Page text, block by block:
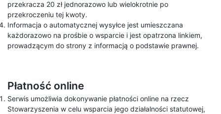
przekracza 20 zł jednorazowo lub wielokrotnie po
przekroczeniu tej kwoty.
Informacja o automatycznej wysyłce jest umieszczana
każdorazowo na prośbie o wsparcie i jest opatrzona linkiem,
prowadzącym do strony z informacją o podstawie prawnej.
Płatność online
Serwis umożliwia dokonywanie płatności online na rzecz
Stowarzyszenia w celu wsparcia jego działalności statutowej,